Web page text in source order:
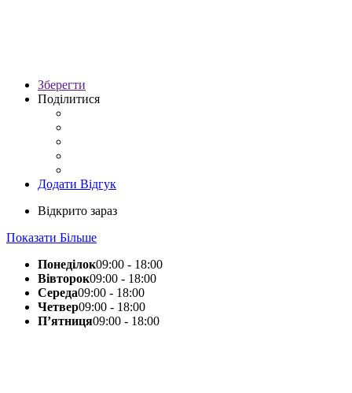
Зберегти
Поділитися
Додати Відгук
Відкрито зараз
Показати Більше
Понеділок09:00 - 18:00
Вівторок09:00 - 18:00
Середа09:00 - 18:00
Четвер09:00 - 18:00
П’ятниця09:00 - 18:00